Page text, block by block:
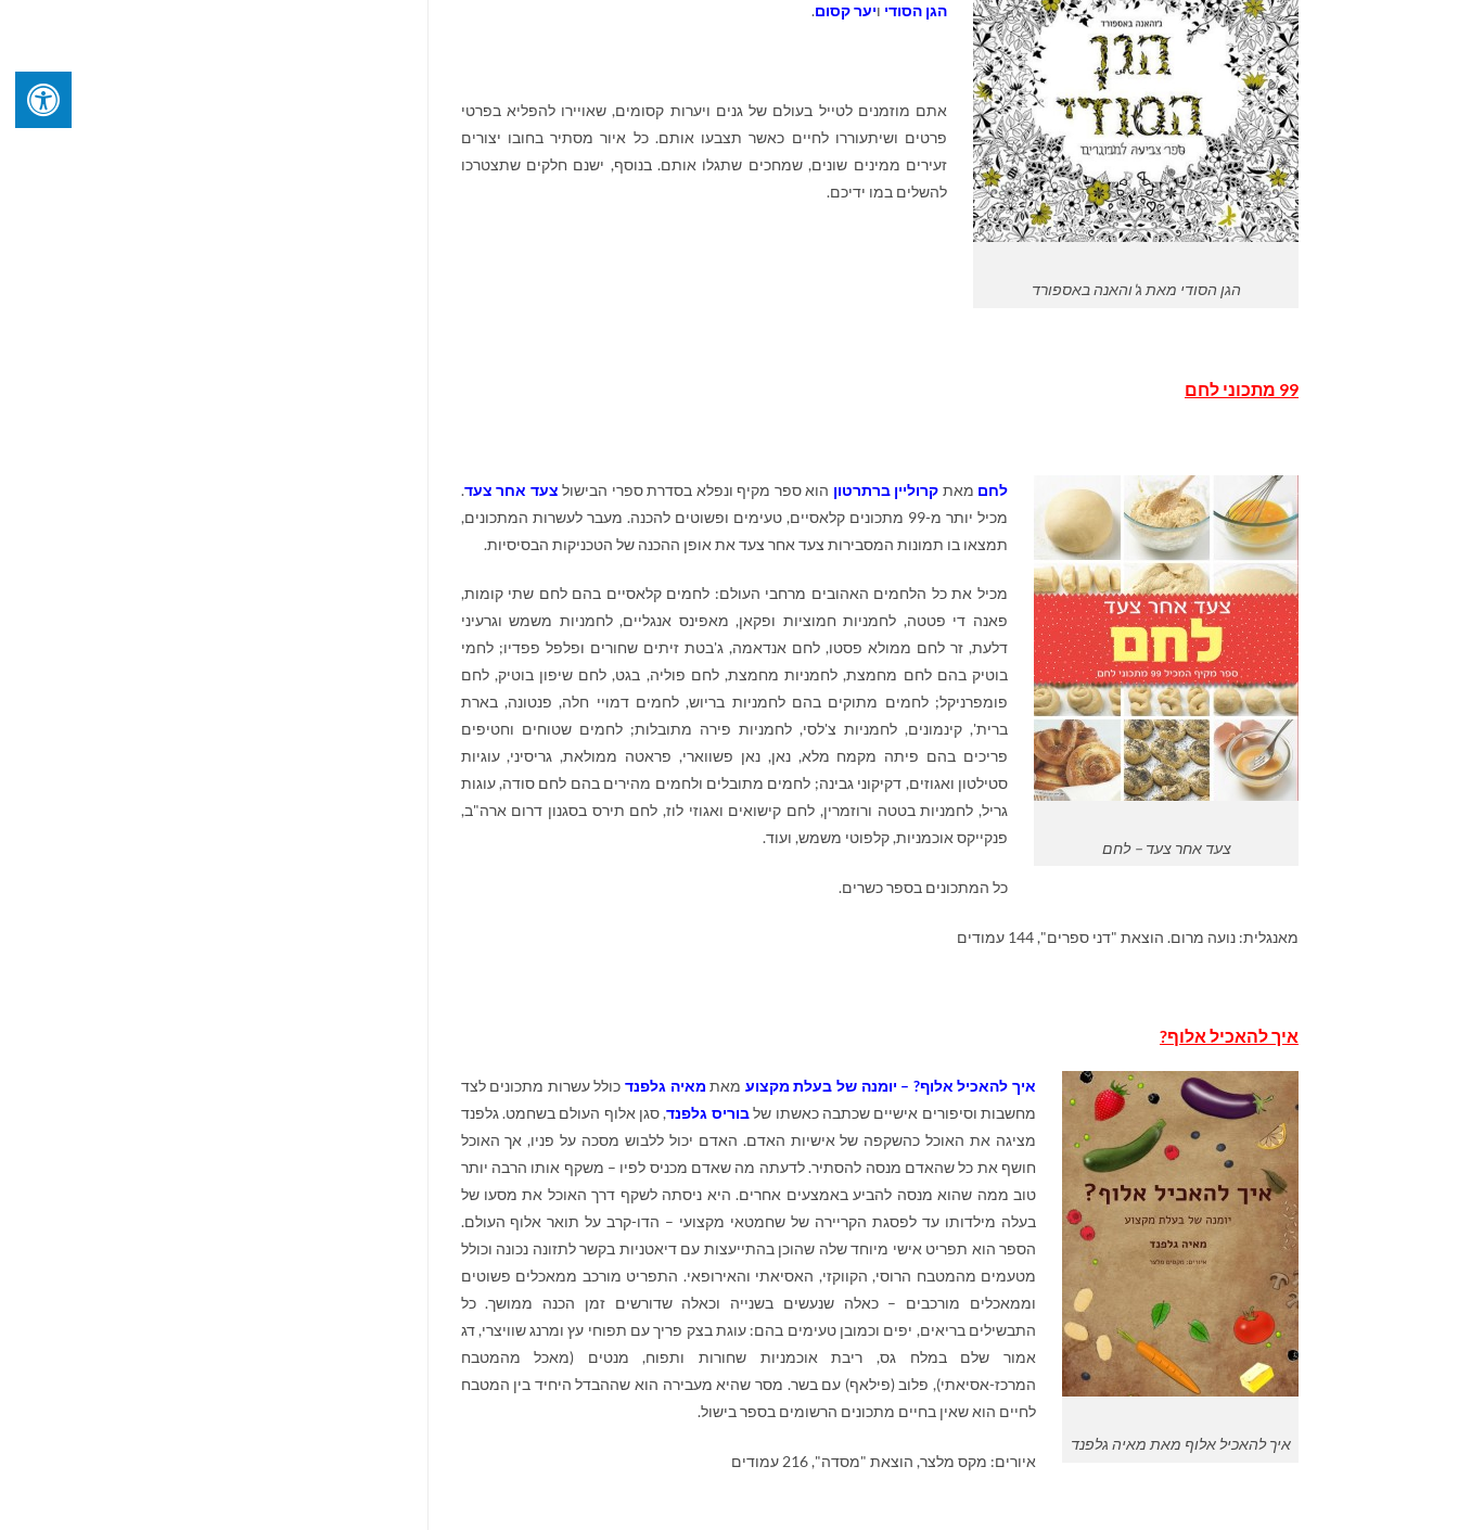
הגן הסודי מאת ג'והאנה באספורד
הגן הסודי ויער קסום.
אתם מוזמנים לטייל בעולם של גנים ויערות קסומים, שאויירו להפליא בפרטי
פרטים ושיתעוררו לחיים כאשר תצבעו אותם. כל איור מסתיר בחובו יצורים
זעירים ממינים שונים, שמחכים שתגלו אותם. בנוסף, ישנם חלקים שתצטרכו
להשלים במו ידיכם.
99 מתכוני לחם
צעד אחר צעד – לחם
לחם מאת קרוליין ברתרטון הוא ספר מקיף ונפלא בסדרת ספרי הבישול צעד אחר צעד.
מכיל יותר מ-99 מתכונים קלאסיים, טעימים ופשוטים להכנה. מעבר לעשרות המתכונים,
תמצאו בו תמונות המסבירות צעד אחר צעד את אופן ההכנה של הטכניקות הבסיסיות.
מכיל את כל הלחמים האהובים מרחבי העולם: לחמים קלאסיים בהם לחם שתי קומות,
פאנה די פטטה, לחמניות חמוציות ופקאן, מאפינס אנגליים, לחמניות משמש וגרעיני
דלעת, זר לחם ממולא פסטו, לחם אנדאמה, ג'בטת זיתים שחורים ופלפל פפדיו; לחמי
בוטיק בהם לחם מחמצת, לחמניות מחמצת, לחם פוליה, בגט, לחם שיפון בוטיק, לחם
פומפרניקל; לחמים מתוקים בהם לחמניות בריוש, לחמים דמויי חלה, פנטונה, בארת
ברית', קינמונים, לחמניות צ'לסי, לחמניות פירה מתובלות; לחמים שטוחים וחטיפים
פריכים בהם פיתה מקמח מלא, נאן, נאן פשווארי, פראטה ממולאת, גריסיני, עוגיות
סטילטון ואגוזים, דקיקוני גבינה; לחמים מתובלים ולחמים מהירים בהם לחם סודה, עוגות
גריל, לחמניות בטטה ורוזמרין, לחם קישואים ואגוזי לוז, לחם תירס בסגנון דרום ארה"ב,
פנקייקס אוכמניות, קלפוטי משמש, ועוד.
כל המתכונים בספר כשרים.
מאנגלית: נועה מרום. הוצאת "דני ספרים", 144 עמודים
איך להאכיל אלוף?
איך להאכיל אלוף מאת מאיה גלפנד
איך להאכיל אלוף? – יומנה של בעלת מקצוע מאת מאיה גלפנד כולל עשרות מתכונים לצד
מחשבות וסיפורים אישיים שכתבה כאשתו שלבוריס גלפנד, סגן אלוף העולם בשחמט. גלפנד
מציגה את האוכל כהשקפה של אישיות האדם. האדם יכול ללבוש מסכה על פניו, אך האוכל
חושף את כל שהאדם מנסה להסתיר. לדעתה מה שאדם מכניס לפיו – משקף אותו הרבה יותר
טוב ממה שהוא מנסה להביע באמצעים אחרים. היא ניסתה לשקף דרך האוכל את מסעו של
בעלה מילדותו עד לפסגת הקריירה של שחמטאי מקצועי – הדו-קרב על תואר אלוף העולם.
הספר הוא תפריט אישי מיוחד שלה שהוכן בהתייעצות עם דיאטניות בקשר לתזונה נכונה וכולל
מטעמים מהמטבח הרוסי, הקווקזי, האסיאתי והאירופאי. התפריט מורכב ממאכלים פשוטים
וממאכלים מורכבים – כאלה שנעשים בשנייה וכאלה שדורשים זמן הכנה ממושך. כל
התבשילים בריאים, יפים וכמובן טעימים בהם: עוגת בצק פריך עם תפוחי עץ ומרנג שוויצרי, דג
אמור שלם במלח גס, ריבת אוכמניות שחורות ותפוח, מנטים (מאכל מהמטבח
המרכז-אסיאתי), פלוב (פילאף) עם בשר. מסר שהיא מעבירה הוא שההבדל היחיד בין המטבח
לחיים הוא שאין בחיים מתכונים הרשומים בספר בישול.
איורים: מקס מלצר, הוצאת "מסדה", 216 עמודים